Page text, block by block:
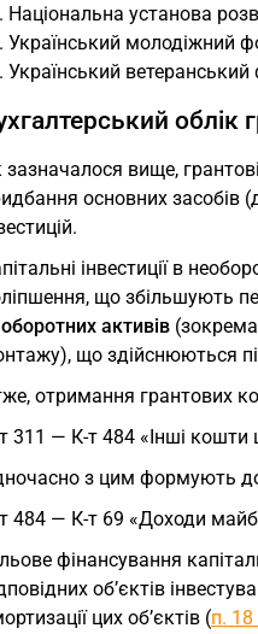
Національна установа
Український молодіжний
Український
облік
зазначалося вище,
основних засобів
інвестиції в
що збільшують
активів
що здійснюються
отримання грантових
311 — К-т 484 «Інші кошти
з цим формують
484 — К-т 69 «Доходи
фінансування
об’єктів
цих об’єктів (п.